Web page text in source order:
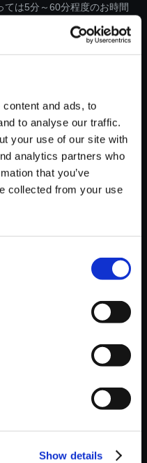
and ads, to
to analyse our traffic.
your use of our site with
analytics partners who
that you’ve
collected from your use
Show details
ては5分～60分程度のお時間
ロードの際には、通信環境
ックマン ゼロ＆ゼク
ドBOX Onslaught